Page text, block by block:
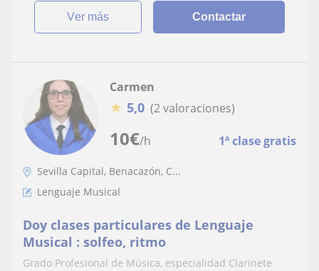
ver más Contactar
10€/h 1ª clase gratis
Carmen
★ 5,0 (2 valoraciones)
Sevilla Capital, Benacazón, C...
Lenguaje Musical
Doy clases particulares de Lenguaje
Musical : solfeo, ritmo
Grado Profesional de Música, especialidad Clarinete